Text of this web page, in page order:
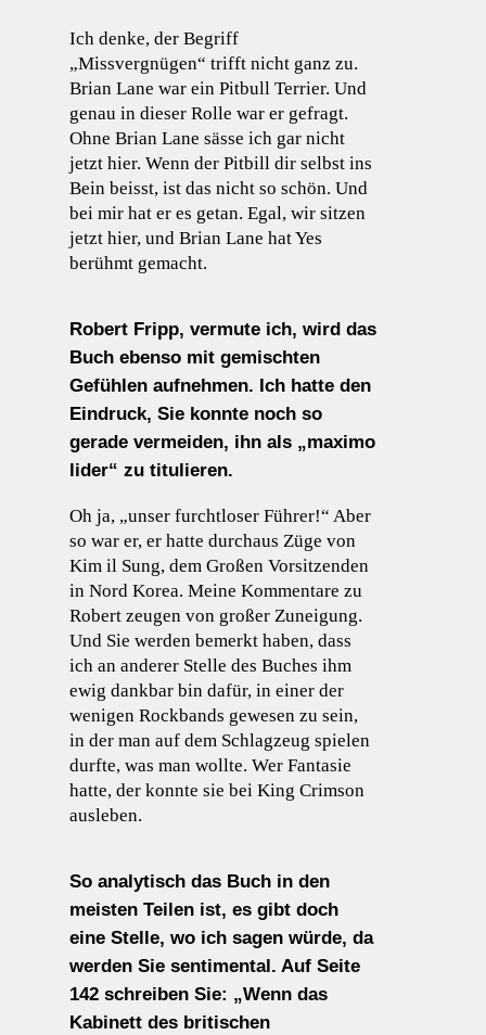
Ich denke, der Begriff
„Missvergnügen“ trifft nicht ganz zu.
Brian Lane war ein Pitbull Terrier. Und
genau in dieser Rolle war er gefragt.
Ohne Brian Lane sässe ich gar nicht
jetzt hier. Wenn der Pitbill dir selbst ins
Bein beisst, ist das nicht so schön. Und
bei mir hat er es getan. Egal, wir sitzen
jetzt hier, und Brian Lane hat Yes
berühmt gemacht.
Robert Fripp, vermute ich, wird das
Buch ebenso mit gemischten
Gefühlen aufnehmen. Ich hatte den
Eindruck, Sie konnte noch so
gerade vermeiden, ihn als „maximo
lider“ zu titulieren.
Oh ja, „unser furchtloser Führer!“ Aber
so war er, er hatte durchaus Züge von
Kim il Sung, dem Großen Vorsitzenden
in Nord Korea. Meine Kommentare zu
Robert zeugen von großer Zuneigung.
Und Sie werden bemerkt haben, dass
ich an anderer Stelle des Buches ihm
ewig dankbar bin dafür, in einer der
wenigen Rockbands gewesen zu sein,
in der man auf dem Schlagzeug spielen
durfte, was man wollte. Wer Fantasie
hatte, der konnte sie bei King Crimson
ausleben.
So analytisch das Buch in den
meisten Teilen ist, es gibt doch
eine Stelle, wo ich sagen würde, da
werden Sie sentimental. Auf Seite
142 schreiben Sie: „Wenn das
Kabinett des britischen